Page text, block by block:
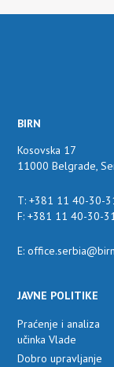
BIRN
Kosovska 17
11000 Belgrade,
T: +381 11 40-30-
F: +381 11 40-30-
E:
JAVNE POLITIKE
Praćenje i analiza
učinka Vlade
Dobro upravljanje